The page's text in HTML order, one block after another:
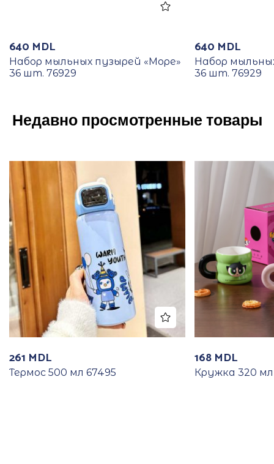
640 MDL
Набор мыльных пузырей «Море»
36 шт. 76929
640 MDL
Набор
36 шт. 76929
Недавно просмотренные товары
261 MDL
Термос 500 мл 67495
168 MDL
Кружка 320 мл